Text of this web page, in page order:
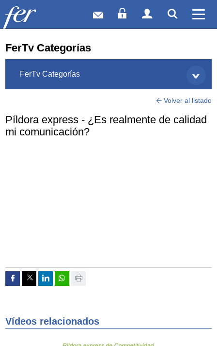
Correo webAcceso Socios
Acceso
FerTv Categorías
FerTv Categorías
Volver al listado
Píldora express - ¿Es realmente de calidad
mi comunicación?
Compartir por Facebook
Compartir por Twitter
Compartir por Linkedin
Compartir por whatsapp
Imprimir
Vídeos relacionados